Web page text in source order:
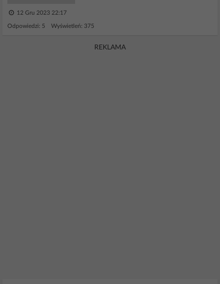
12 Gru 2023 22:17
Odpowiedzi: 5 Wyświetleń: 375
REKLAMA